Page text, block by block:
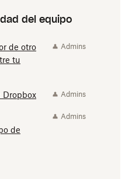
del equipo
de otro
tu
Admins
Dropbox Admins
de
Admins